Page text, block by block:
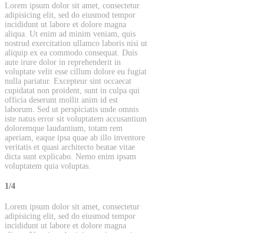
Lorem ipsum dolor sit amet, consectetur
adipisicing elit, sed do eiusmod tempor
incididunt ut labore et dolore magna
aliqua. Ut enim ad minim veniam, quis
nostrud exercitation ullamco laboris nisi ut
aliquip ex ea commodo consequat. Duis
aute irure dolor in reprehenderit in
voluptate velit esse cillum dolore eu fugiat
nulla pariatur. Excepteur sint occaecat
cupidatat non proident, sunt in culpa qui
officia deserunt mollit anim id est
laborum. Sed ut perspiciatis unde omnis
iste natus error sit voluptatem accusantium
doloremque laudantium, totam rem
aperiam, eaque ipsa quae ab illo inventore
veritatis et quasi architecto beatae vitae
dicta sunt explicabo. Nemo enim ipsam
voluptatem quia voluptas.
1/4
Lorem ipsum dolor sit amet, consectetur
adipisicing elit, sed do eiusmod tempor
incididunt ut labore et dolore magna